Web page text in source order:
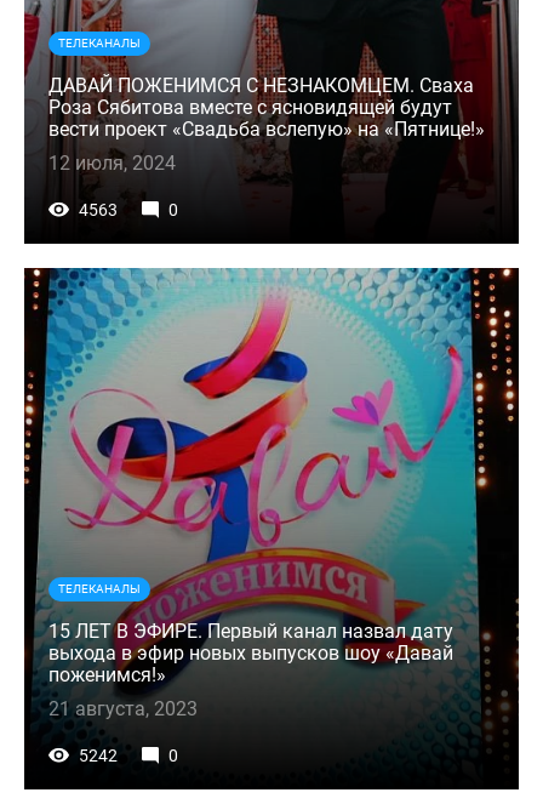
ТЕЛЕКАНАЛЫ
ДАВАЙ ПОЖЕНИМСЯ С НЕЗНАКОМЦЕМ. Сваха
Роза Сябитова вместе с ясновидящей будут
вести проект «Свадьба вслепую» на «Пятнице!»
12 июля, 2024
4563 0
ТЕЛЕКАНАЛЫ
15 ЛЕТ В ЭФИРЕ. Первый канал назвал дату
выхода в эфир новых выпусков шоу «Давай
поженимся!»
21 августа, 2023
5242 0